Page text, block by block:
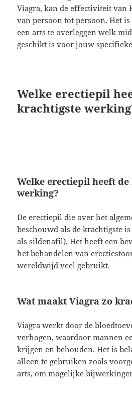
Viagra, kan de effectiviteit van
van persoon tot persoon. Het
een arts te overleggen welk
geschikt is voor jouw
Welke erectiepil
krachtigste
Welke erectiepil heeft
werking?
De erectiepil die over het
beschouwd als de krachtigste
als sildenafil). Het heeft een
het behandelen van
wereldwijd veel gebruikt.
Wat maakt Viagra zo
Viagra werkt door de
verhogen, waardoor mannen
krijgen en behouden. Het is
alleen te gebruiken zoals
arts, om mogelijke